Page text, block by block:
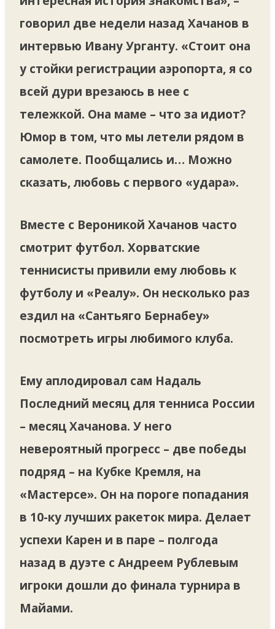
говорил две недели назад Хачанов в
интервью Ивану Урганту. «Стоит она
у стойки регистрации аэропорта, я со
всей дури врезаюсь в нее с
тележкой. Она маме – что за идиот?
Юмор в том, что мы летели рядом в
самолете. Пообщались и… Можно
сказать, любовь с первого «удара».
Вместе с Вероникой Хачанов часто
смотрит футбол. Хорватские
теннисисты привили ему любовь к
футболу и «Реалу». Он несколько раз
ездил на «Сантьяго Бернабеу»
посмотреть игры любимого клуба.
Ему аплодировал сам Надаль
Последний месяц для тенниса России
– месяц Хачанова. У него
невероятный прогресс – две победы
подряд – на Кубке Кремля, на
«Мастерсе». Он на пороге попадания
в 10-ку лучших ракеток мира. Делает
успехи Карен и в паре – полгода
назад в дуэте с Андреем Рублевым
игроки дошли до финала турнира в
Майами.